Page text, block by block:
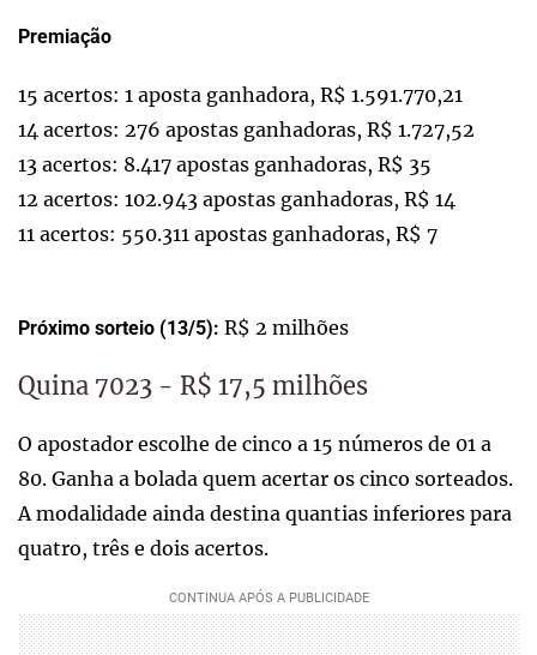
Premiação
15 acertos: 1 aposta ganhadora, R$ 1.591.770,21
14 acertos: 276 apostas ganhadoras, R$ 1.727,52
13 acertos: 8.417 apostas ganhadoras, R$ 35
12 acertos: 102.943 apostas ganhadoras, R$ 14
11 acertos: 550.311 apostas ganhadoras, R$ 7
Próximo sorteio (13/5): R$ 2 milhões
Quina 7023 - R$ 17,5 milhões
O apostador escolhe de cinco a 15 números de 01 a
80. Ganha a bolada quem acertar os cinco sorteados.
A modalidade ainda destina quantias inferiores para
quatro, três e dois acertos.